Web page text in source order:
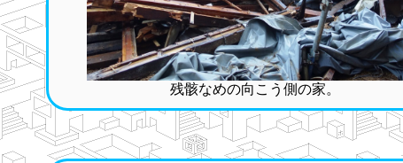
残骸なめの向こう側の家。